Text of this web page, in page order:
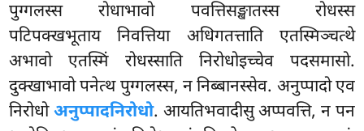
पुग्गलस्स रोधाभावो पवत्तिसङ्खातस्स रोधस्स
पटिपक्खभूताय निवत्तिया अधिगतत्ताति एतस्मिञ्चत्थे
अभावो एतस्मिं रोधस्साति निरोधोइच्चेव पदसमासो.
दुक्खाभावो पनेत्थ पुग्गलस्स, न निब्बानस्सेव. अनुप्पादो एव
निरोधोअनुप्पादनिरोधो. आयतिभवादीसु अप्पवत्ति, न पन